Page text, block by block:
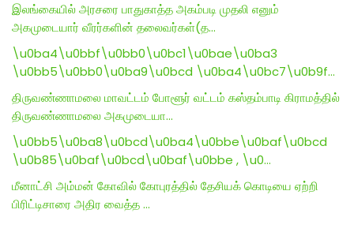
இலங்கையில் அரசரை பாதுகாத்த அகம்படி முதலி எனும்
அகமுடையார் வீரர்களின் தலைவர்கள்(த…
\u0ba4\u0bbf\u0bb0\u0bc1\u0bae\u0ba3
\u0bb5\u0bb0\u0ba9\u0bcd \u0ba4\u0bc7\u0b9f…
திருவண்ணாமலை மாவட்டம் போளூர் வட்டம் கஸ்தம்பாடி கிராமத்தில்
திருவண்ணாமலை அகமுடையா…
\u0bb5\u0ba8\u0bcd\u0ba4\u0bbe\u0baf\u0bcd
\u0b85\u0baf\u0bcd\u0baf\u0bbe , \u0…
மீனாட்சி அம்மன் கோவில் கோபுரத்தில் தேசியக் கொடியை ஏற்றி
பிரிட்டிசாரை அதிர வைத்த …